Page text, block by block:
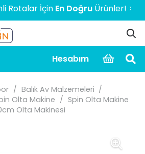
İçinEn DoğruÜrünler! > > > >
Hesabım
/ Balık Av Malzemeleri /
Olta Makine / Spin Olta Makine
Olta Makinesi